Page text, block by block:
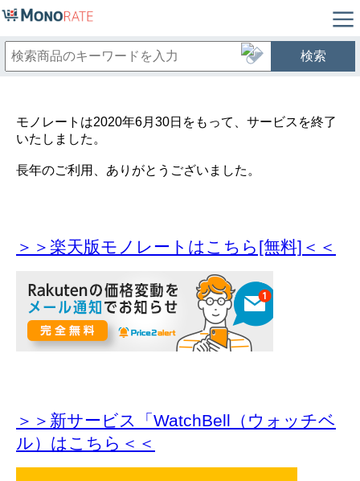
検索
モノレートは2020年6月30日をもって、サービスを終了
いたしました。
長年のご利用、ありがとうございました。
＞＞楽天版モノレートはこちら[無料]＜＜
＞＞新サービス「WatchBell（ウォッチベ
ル）はこちら＜＜